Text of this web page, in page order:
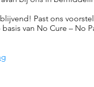
Past ons
van No Cure – No